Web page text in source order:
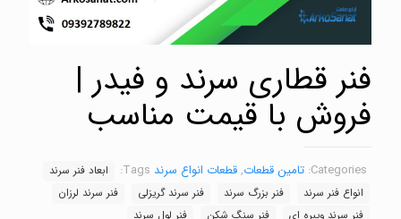
فنر قطاری سرند و فیدر |
فروش با قیمت مناسب
Categories: تامین قطعات,قطعات انواع سرند Tags:
ابعاد فنر سرند
انواع فنر سرند
فنر بزرگ سرند فنر سرند گریزلی
فنر سرند لرزان
فنر سرند ویبره ای
فنر سنگ شکن فنر لول سرند